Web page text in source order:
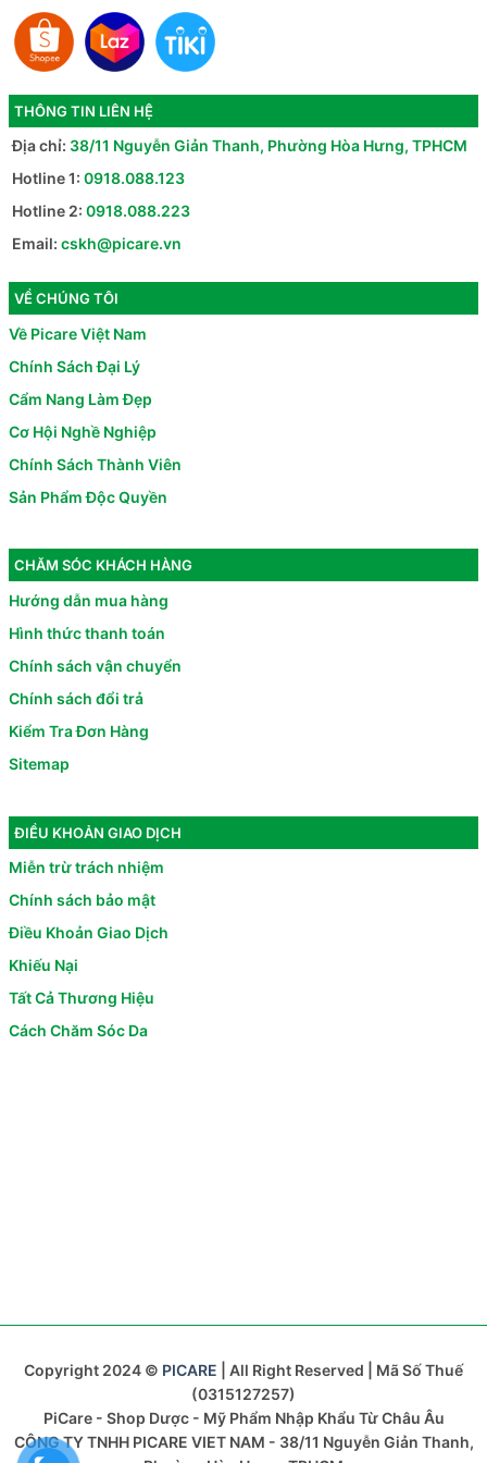
THÔNG TIN LIÊN HỆ
Địa chỉ: 38/11 Nguyễn Giản Thanh, Phường Hòa Hưng, TPHCM
Hotline 1: 0918.088.123
Hotline 2: 0918.088.223
Email: cskh@picare.vn
VỀ CHÚNG TÔI
Về Picare Việt Nam
Chính Sách Đại Lý
Cẩm Nang Làm Đẹp
Cơ Hội Nghề Nghiệp
Chính Sách Thành Viên
Sản Phẩm Độc Quyền
CHĂM SÓC KHÁCH HÀNG
Hướng dẫn mua hàng
Hình thức thanh toán
Chính sách vận chuyển
Chính sách đổi trả
Kiểm Tra Đơn Hàng
Sitemap
ĐIỀU KHOẢN GIAO DỊCH
Miễn trừ trách nhiệm
Chính sách bảo mật
Điều Khoản Giao Dịch
Khiếu Nại
Tất Cả Thương Hiệu
Cách Chăm Sóc Da
Copyright 2024 © PICARE | All Right Reserved | Mã Số Thuế
(0315127257)
PiCare - Shop Dược - Mỹ Phẩm Nhập Khẩu Từ Châu Âu
CÔNG TY TNHH PICARE VIET NAM - 38/11 Nguyễn Giản Thanh,